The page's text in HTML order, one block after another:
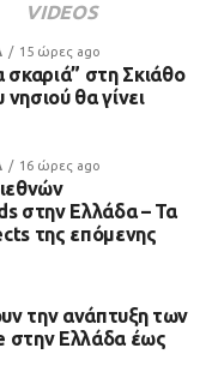
VIDEOS
15 ώρες ago
στη Σκιάθο
θα γίνει
16 ώρες ago
στην Ελλάδα – Τα
της επόμενης
την ανάπτυξη των
στην Ελλάδα έως